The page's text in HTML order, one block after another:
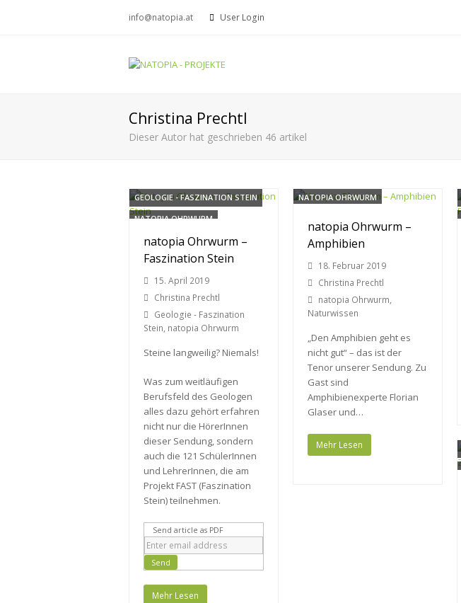
info@natopia.at User Login
Christina Prechtl
Dieser Autor hat geschrieben 46 artikel
GEOLOGIE - FASZINATION STEIN
NATOPIA OHRWURM
natopia Ohrwurm –
Faszination Stein
15. April 2019
Christina Prechtl
Geologie - Faszination
Stein, natopia Ohrwurm
Steine langweilig? Niemals!
Was zum weitläufigen
Berufsfeld des Geologen
alles dazu gehört erfahren
nicht nur die HörerInnen
dieser Sendung, sondern
auch die 121 SchülerInnen
und LehrerInnen, die am
Projekt FAST (Faszination
Stein) teilnehmen.
Send article as PDF
Mehr Lesen
NATOPIA OHRWURM
natopia Ohrwurm –
Amphibien
18. Februar 2019
Christina Prechtl
natopia Ohrwurm,
Naturwissen
„Den Amphibien geht es
nicht gut“ – das ist der
Tenor unserer Sendung. Zu
Gast sind
Amphibienexperte Florian
Glaser und…
Mehr Lesen